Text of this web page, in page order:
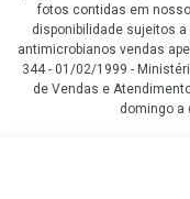
fotos contidas em
disponibilidade sujeitos
antimicrobianos vendas
344 - 01/02/1999 -
de Vendas e
domingo a